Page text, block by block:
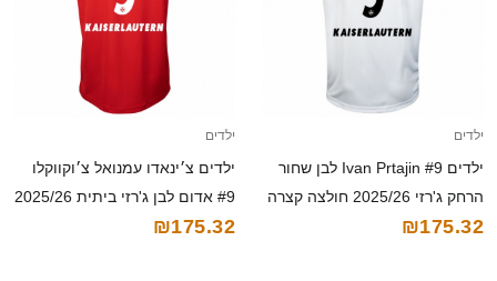
ילדים
ילדים Ivan Prtajin #9 לבן שחור
הרחק ג'רזי 2025/26 חולצה קצרה
₪175.32
ילדים
ילדים צ׳ינאדו עמנואל צ׳וקווקלו
#9 אדום לבן ג'רזי ביתית 2025/26
חולצה קצרה
₪175.32